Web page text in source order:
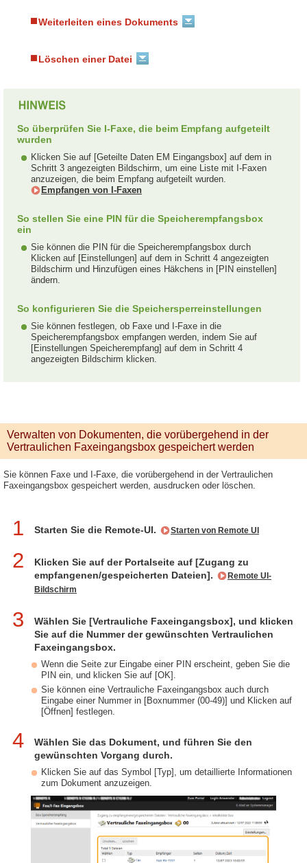
Weiterleiten eines Dokuments
Löschen einer Datei
So überprüfen Sie I-Faxe, die beim Empfang aufgeteilt
wurden
Klicken Sie auf [Geteilte Daten EM Eingangsbox] auf dem in
Schritt 3 angezeigten Bildschirm, um eine Liste mit I-Faxen
anzuzeigen, die beim Empfang aufgeteilt wurden.
Empfangen von I-Faxen
So stellen Sie eine PIN für die Speicherempfangsbox
ein
Sie können die PIN für die Speicherempfangsbox durch
Klicken auf [Einstellungen] auf dem in Schritt 4 angezeigten
Bildschirm und Hinzufügen eines Häkchens in [PIN einstellen]
ändern.
So konfigurieren Sie die Speichersperreinstellungen
Sie können festlegen, ob Faxe und I-Faxe in die
Speicherempfangsbox empfangen werden, indem Sie auf
[Einstellungen Speicherempfang] auf dem in Schritt 4
angezeigten Bildschirm klicken.
Verwalten von Dokumenten, die vorübergehend in der
Vertraulichen Faxeingangsbox gespeichert werden
Sie können Faxe und I-Faxe, die vorübergehend in der Vertraulichen
Faxeingangsbox gespeichert werden, ausdrucken oder löschen.
1 Starten Sie die Remote-UI. Starten von Remote UI
2
Klicken Sie auf der Portalseite auf [Zugang zu
empfangenen/gespeicherten Dateien].
Remote UI-
Bildschirm
3
Wählen Sie [Vertrauliche Faxeingangsbox], und klicken
Sie auf die Nummer der gewünschten Vertraulichen
Faxeingangsbox.
Wenn die Seite zur Eingabe einer PIN erscheint, geben Sie die
PIN ein, und klicken Sie auf [OK].
Sie können eine Vertrauliche Faxeingangsbox auch durch
Eingabe einer Nummer in [Boxnummer (00-49)] und Klicken auf
[Öffnen] festlegen.
4
Wählen Sie das Dokument, und führen Sie den
gewünschten Vorgang durch.
Klicken Sie auf das Symbol [Typ], um detaillierte Informationen
zum Dokument anzuzeigen.